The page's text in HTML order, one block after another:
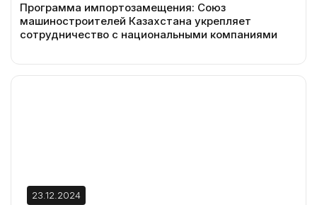
Программа импортозамещения: Союз
машиностроителей Казахстана укрепляет
сотрудничество с национальными компаниями
23.12.2024